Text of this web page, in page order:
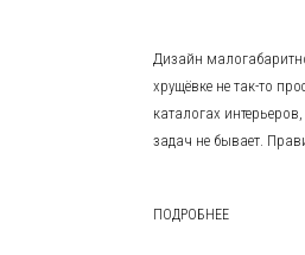
Дизайн
хрущёвке не так-то
каталогах
задач не бывает.
ПОДРОБНЕЕ